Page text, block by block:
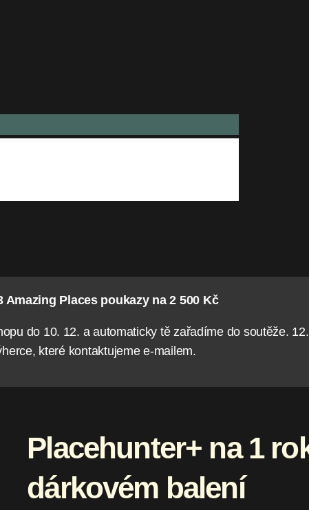
Amazing Places poukazy na 2 500 Kč
do 10. 12. a automaticky tě zařadíme do soutěže.
které kontaktujeme e-mailem.
Placehunter+ na 1
dárkovém balení​